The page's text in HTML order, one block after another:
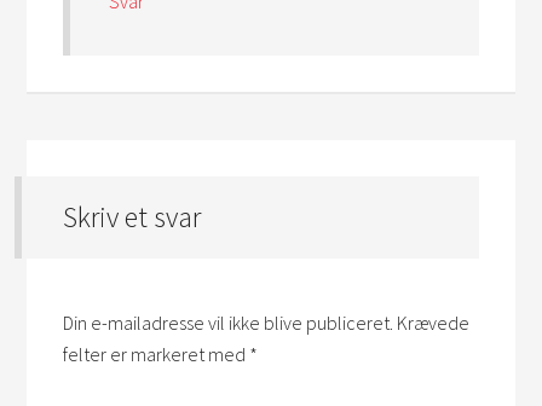
Skriv et svar
Din e-mailadresse vil ikke blive publiceret. Krævede
felter er markeret med *